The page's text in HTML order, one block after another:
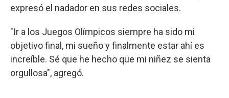
expresó el nadador en sus redes sociales.
"Ir a los Juegos Olímpicos siempre ha sido mi
objetivo final, mi sueño y finalmente estar ahí es
increíble. Sé que he hecho que mi niñez se sienta
orgullosa", agregó.